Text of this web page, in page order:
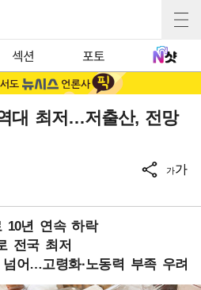
섹션 포토
대 최저…저출산, 전망
가가
10년 연속 하락
전국 최저
어…고령화·노동력 부족 우려